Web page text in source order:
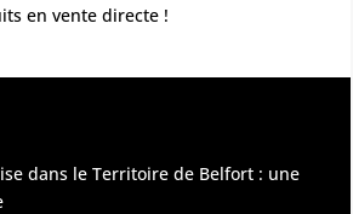
en vente directe !
dans le Territoire de Belfort : une